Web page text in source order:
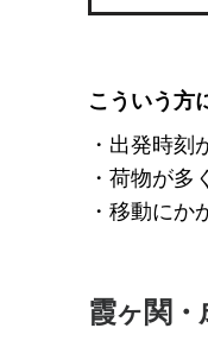
こういう方
・出発時刻
・荷物が多
・移動にか
霞ヶ関・